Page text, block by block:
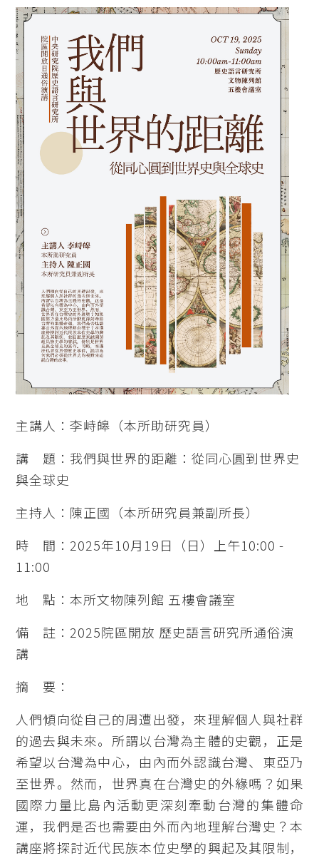
主講人：李峙皞（本所助研究員）
講 題：我們與世界的距離：從同心圓到世界史
與全球史
主持人：陳正國（本所研究員兼副所長）
時 間：2025年10月19日（日）上午10:00 -
11:00
地 點：本所文物陳列館 五樓會議室
備 註：2025院區開放 歷史語言研究所通俗演
講
摘 要：
人們傾向從自己的周遭出發，來理解個人與社群
的過去與未來。所謂以台灣為主體的史觀，正是
希望以台灣為中心，由內而外認識台灣、東亞乃
至世界。然而，世界真在台灣史的外緣嗎？如果
國際力量比島內活動更深刻牽動台灣的集體命
運，我們是否也需要由外而內地理解台灣史？本
講座將探討近代民族本位史學的興起及其限制，